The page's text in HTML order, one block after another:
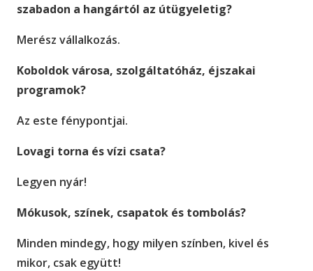
szabadon a hangártól az útügyeletig?
Merész vállalkozás.
Koboldok városa, szolgáltatóház, éjszakai
programok?
Az este fénypontjai.
Lovagi torna és vízi csata?
Legyen nyár!
Mókusok, színek, csapatok és tombolás?
Minden mindegy, hogy milyen színben, kivel és
mikor, csak együtt!